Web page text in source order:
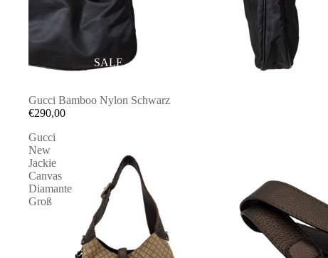
SALE
Gucci Bamboo Nylon Schwarz
€290,00
Gucci
New
Jackie
Canvas
Diamante
Groß